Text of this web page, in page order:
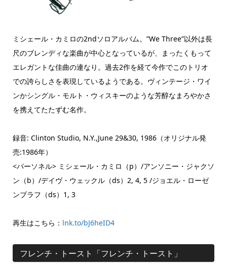
ミシェール・カミロの2ndソロアルバム。”We Three”以外は長
尺のブレンディな楽曲が中心となっているが、まったくもって
エレガントな佳曲の連なり。過去2作を経て今作でこのトリオ
での誇らしさを表現しているようである。ヴィンテージ・ワイ
ンかシングル・モルト・ウィスキーのような芳醇なまろやかさ
を携えてたたずむ名作。
録音: Clinton Studio, N.Y.,June 29&30, 1986（オリジナル発
売:1986年）
<パーソネル> ミシェール・カミロ（p）/アンソニー・ジャクソ
ン（b）/デイヴ・ウェックル（ds）2, 4, 5 /ジョエル・ローゼ
ンブラフ（ds）1, 3
再生はこちら： lnk.to/bJ6heID4
フレンチ・トースト「フレンチ・トースト」